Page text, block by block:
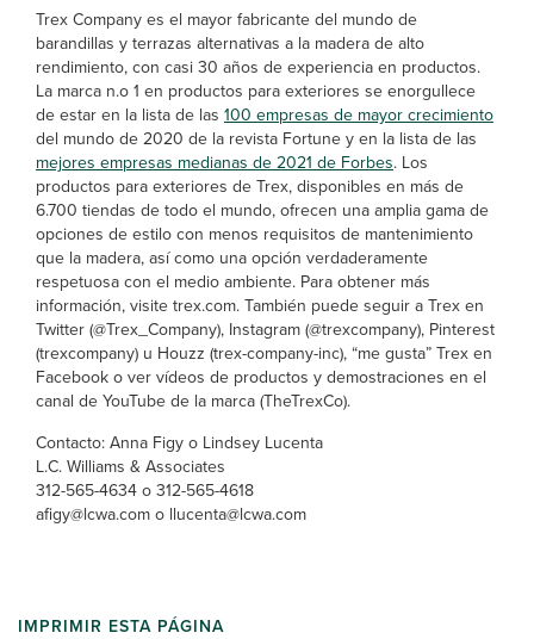
Trex Company es el mayor fabricante del mundo de
barandillas y terrazas alternativas a la madera de alto
rendimiento, con casi 30 años de experiencia en productos.
La marca n.o 1 en productos para exteriores se enorgullece
de estar en la lista de las 100 empresas de mayor crecimiento
del mundo de 2020 de la revista Fortune y en la lista de las
mejores empresas medianas de 2021 de Forbes. Los
productos para exteriores de Trex, disponibles en más de
6.700 tiendas de todo el mundo, ofrecen una amplia gama de
opciones de estilo con menos requisitos de mantenimiento
que la madera, así como una opción verdaderamente
respetuosa con el medio ambiente. Para obtener más
información, visite trex.com. También puede seguir a Trex en
Twitter (@Trex_Company), Instagram (@trexcompany), Pinterest
(trexcompany) u Houzz (trex-company-inc), “me gusta” Trex en
Facebook o ver vídeos de productos y demostraciones en el
canal de YouTube de la marca (TheTrexCo).
Contacto: Anna Figy o Lindsey Lucenta
L.C. Williams & Associates
312-565-4634 o 312-565-4618
afigy@lcwa.com o llucenta@lcwa.com
IMPRIMIR ESTA PÁGINA